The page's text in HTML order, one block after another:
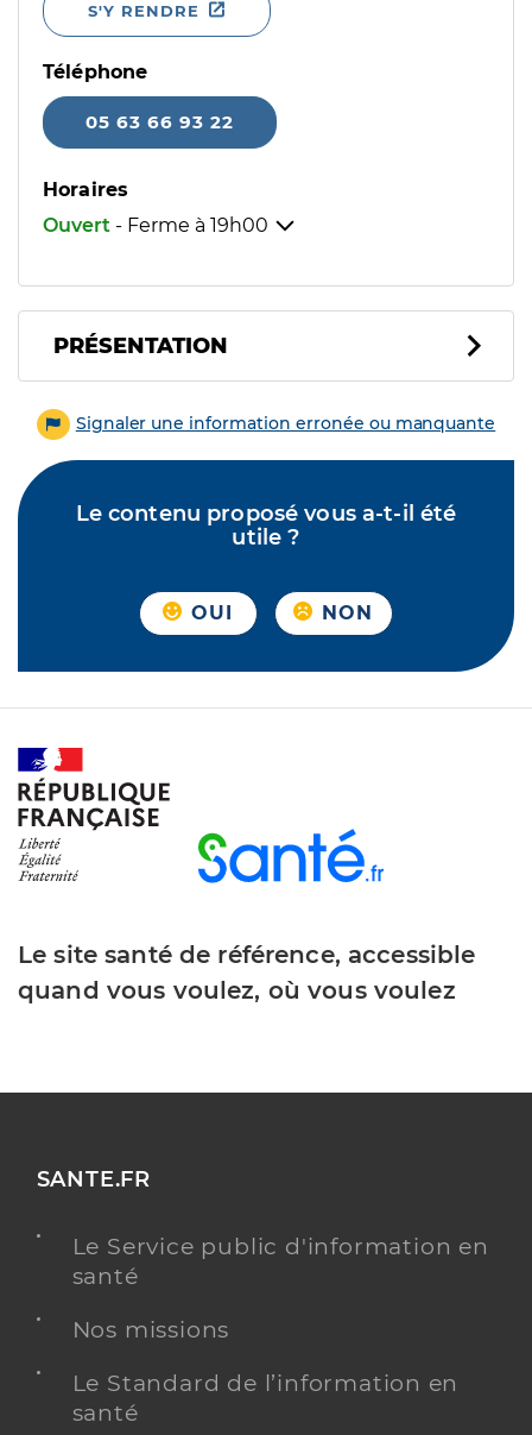
S'Y RENDRE
Téléphone
05 63 66 93 22
Horaires
Ouvert - Ferme à 19h00
PRÉSENTATION
Signaler une information erronée ou manquante
Le contenu proposé vous a-t-il été
utile ?
OUI NON
Le site santé de référence, accessible
quand vous voulez, où vous voulez
SANTE.FR
Le Service public d'information en
santé
Nos missions
Le Standard de l’information en
santé